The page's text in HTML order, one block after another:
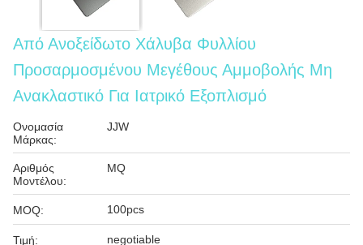
Από Ανοξείδωτο Χάλυβα Φυλλίου
Προσαρμοσμένου Μεγέθους Αμμοβολής Μη
Ανακλαστικό Για Ιατρικό Εξοπλισμό
Ονομασία
Μάρκας:
JJW
Αριθμός
Μοντέλου:
MQ
MOQ: 100pcs
Τιμή: negotiable